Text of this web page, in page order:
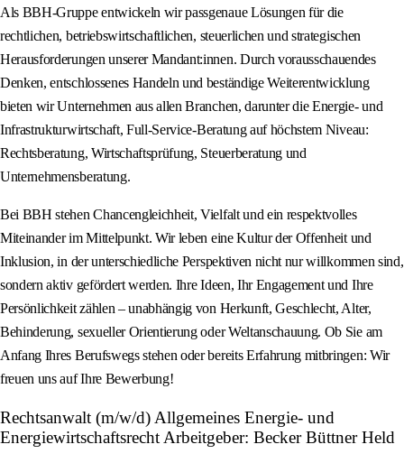
Als BBH-Gruppe entwickeln wir passgenaue Lösungen für die
rechtlichen, betriebswirtschaftlichen, steuerlichen und strategischen
Herausforderungen unserer Mandant:innen. Durch vorausschauendes
Denken, entschlossenes Handeln und beständige Weiterentwicklung
bieten wir Unternehmen aus allen Branchen, darunter die Energie- und
Infrastrukturwirtschaft, Full-Service-Beratung auf höchstem Niveau:
Rechtsberatung, Wirtschaftsprüfung, Steuerberatung und
Unternehmensberatung.
Bei BBH stehen Chancengleichheit, Vielfalt und ein respektvolles
Miteinander im Mittelpunkt. Wir leben eine Kultur der Offenheit und
Inklusion, in der unterschiedliche Perspektiven nicht nur willkommen sind,
sondern aktiv gefördert werden. Ihre Ideen, Ihr Engagement und Ihre
Persönlichkeit zählen – unabhängig von Herkunft, Geschlecht, Alter,
Behinderung, sexueller Orientierung oder Weltanschauung. Ob Sie am
Anfang Ihres Berufswegs stehen oder bereits Erfahrung mitbringen: Wir
freuen uns auf Ihre Bewerbung!
Rechtsanwalt (m/w/d) Allgemeines Energie- und
Energiewirtschaftsrecht Arbeitgeber: Becker Büttner Held